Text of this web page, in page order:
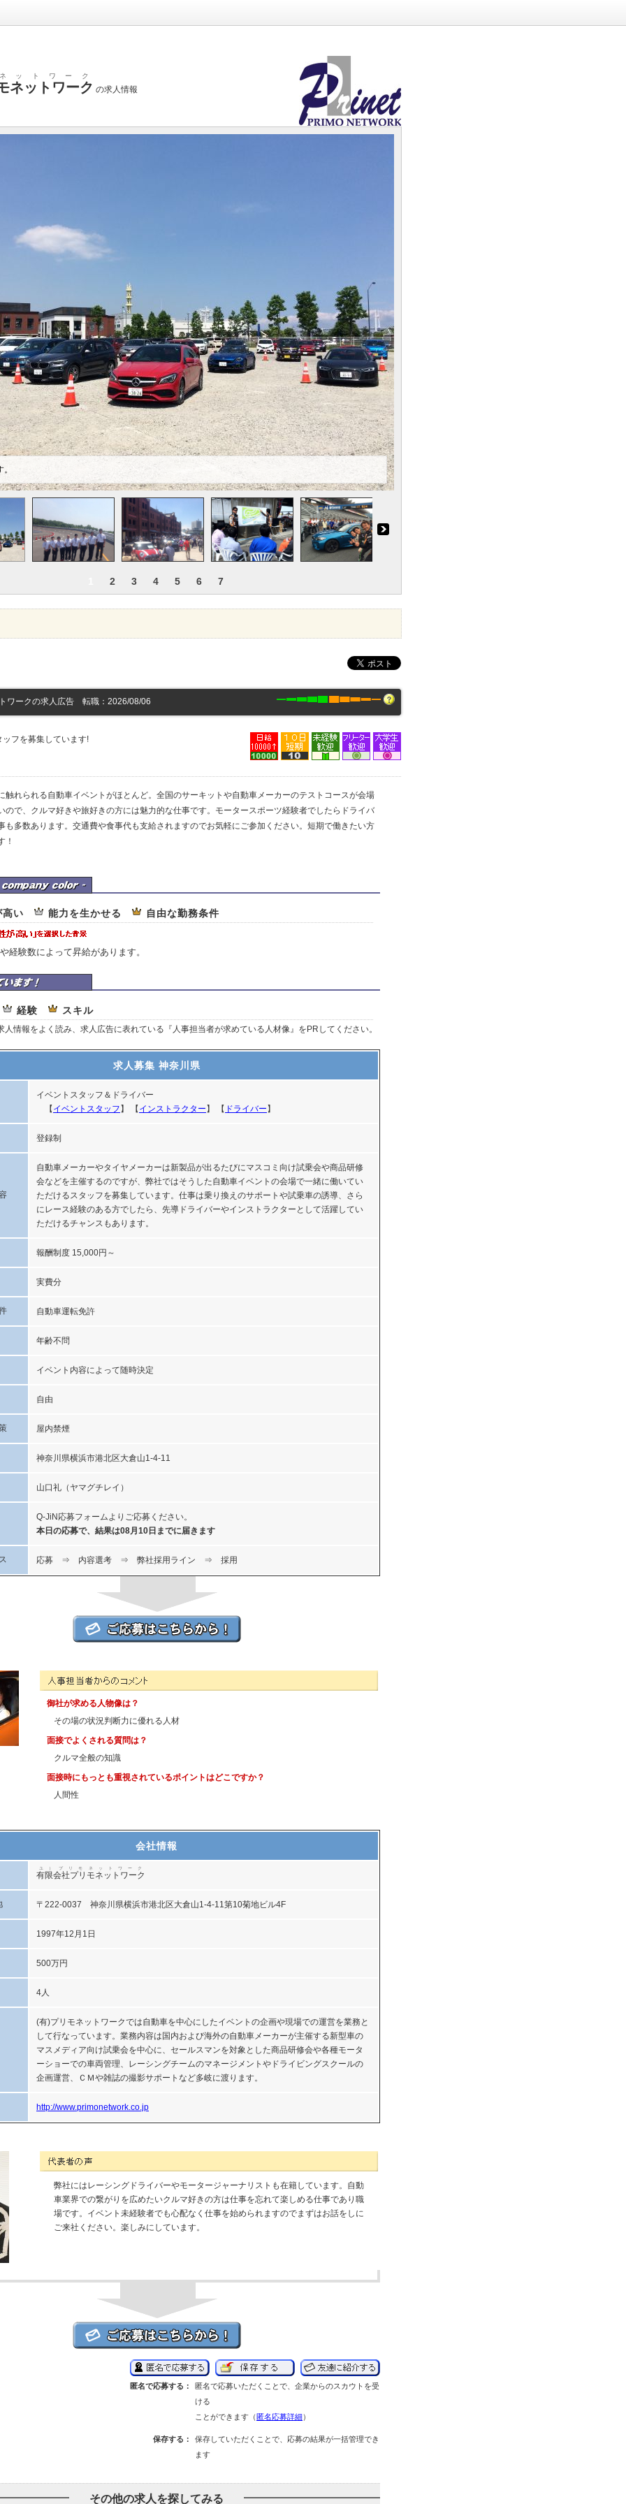
ネットワーク
ットワーク
の求人情報
2 3 4 5 6 7
ワークの求人広告 転職：2026/08/06
フを募集しています!
触れられる自動車イベントがほとんど。全国のサーキットや自動車メーカーのテストコースが会場
ので、クルマ好きや旅好きの方には魅力的な仕事です。モータースポーツ経験者でしたらドライバ
も多数あります。交通費や食事代も支給されますのでお気軽にご参加ください。短期で働きたい方
！
高い 能力を生かせる 自由な勤務条件
経験数によって昇給があります。
ークはここを重視しています
経験 スキル
情報をよく読み、求人広告に表れている『人事担当者が求めている人材像』をPRしてください。
求人募集 神奈川県
イベントスタッフ＆ドライバー
【 イベントスタッフ 】 【 インストラクター 】 【 ドライバー 】
登録制
自動車メーカーやタイヤメーカーは新製品が出るたびにマスコミ向け試乗会や商品研修
会などを主催するのですが、弊社ではそうした自動車イベントの会場で一緒に働いてい
ただけるスタッフを募集しています。仕事は乗り換えのサポートや試乗車の誘導、さら
にレース経験のある方でしたら、先導ドライバーやインストラクターとして活躍してい
ただけるチャンスもあります。
報酬制度 15,000円～
実費分
自動車運転免許
年齢不問
イベント内容によって随時決定
自由
屋内禁煙
神奈川県横浜市港北区大倉山1-4-11
山口礼（ヤマグチレイ）
Q-JiN応募フォームよりご応募ください。
本日の応募で、結果は08月10日までに届きます
応募 ⇒ 内容選考 ⇒ 弊社採用ライン ⇒ 採用
御社が求める人物像は？
その場の状況判断力に優れる人材
面接でよくされる質問は？
クルマ全般の知識
面接時にもっとも重視されているポイントはどこですか？
人間性
会社情報
有限会社プリモネットワーク
ユ）プリモネットワーク
〒222-0037 神奈川県横浜市港北区大倉山1-4-11第10菊地ビル4F
1997年12月1日
500万円
4人
(有)プリモネットワークでは自動車を中心にしたイベントの企画や現場での運営を業務と
して行なっています。業務内容は国内および海外の自動車メーカーが主催する新型車の
マスメディア向け試乗会を中心に、セールスマンを対象とした商品研修会や各種モータ
ーショーでの車両管理、レーシングチームのマネージメントやドライビングスクールの
企画運営、ＣＭや雑誌の撮影サポートなど多岐に渡ります。
http://www.primonetwork.co.jp
弊社にはレーシングドライバーやモータージャーナリストも在籍しています。自動
車業界での繋がりを広めたいクルマ好きの方は仕事を忘れて楽しめる仕事であり職
場です。イベント未経験者でも心配なく仕事を始められますのでまずはお話をしに
ご来社ください。楽しみにしています。
匿名で応募する： 匿名で応募いただくことで、企業からのスカウトを受
ける
ことができます（匿名応募詳細）
保存する： 保存していただくことで、応募の結果が一括管理でき
ます
その他の求人を探してみる